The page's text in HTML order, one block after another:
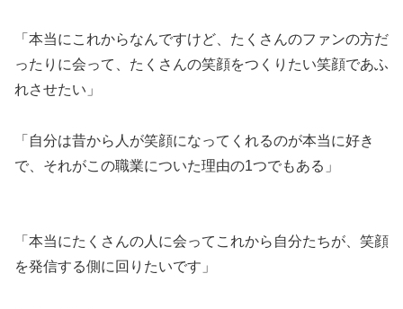
「本当にこれからなんですけど、たくさんのファンの方だ
ったりに会って、たくさんの笑顔をつくりたい笑顔であふ
れさせたい」
「自分は昔から人が笑顔になってくれるのが本当に好き
で、それがこの職業についた理由の1つでもある」
「本当にたくさんの人に会ってこれから自分たちが、笑顔
を発信する側に回りたいです」